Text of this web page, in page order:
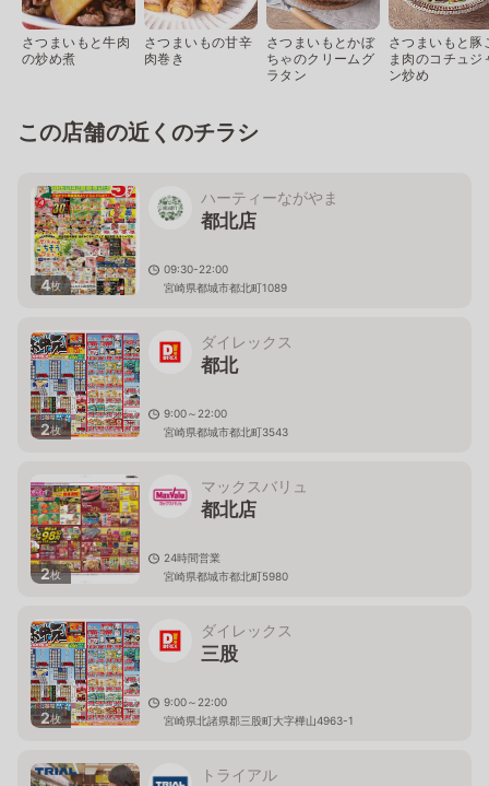
さつまいもと牛肉
の炒め煮
さつまいもの甘辛
肉巻き
さつまいもとかぼ
ちゃのクリームグ
ラタン
さつまいもと豚
ま肉のコチュジ
ン炒め
この店舗の近くのチラシ
4枚
ハーティーながやま
都北店
09:30-22:00
宮崎県都城市都北町1089
2枚
ダイレックス
都北
9:00～22:00
宮崎県都城市都北町3543
2枚
マックスバリュ
都北店
24時間営業
宮崎県都城市都北町5980
2枚
ダイレックス
三股
9:00～22:00
宮崎県北諸県郡三股町大字樺山4963-1
トライアル